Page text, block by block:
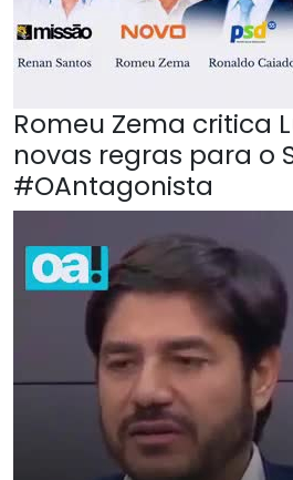
Romeu Zema critica
novas regras para o
#OAntagonista